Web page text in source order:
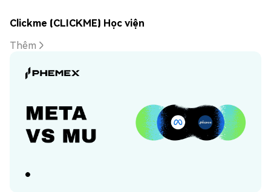
Clickme (CLICKME) Học viện
Thêm